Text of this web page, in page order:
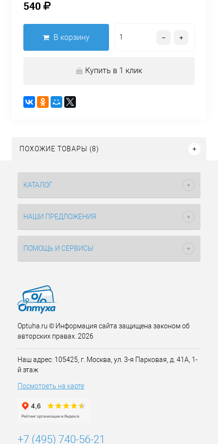
540
В корзину
Купить в 1 клик
ПОХОЖИЕ ТОВАРЫ (8)
КАТАЛОГ
НАШИ ПРЕДЛОЖЕНИЯ
ПОМОЩЬ И СЕРВИСЫ
Optuha.ru © Информация сайта защищена законом об
авторских правах. 2026
Наш адрес: 105425, г. Москва, ул. 3-я Парковая, д. 41А, 1-
й этаж
Посмотреть на карте
+7 (495) 740-56-21